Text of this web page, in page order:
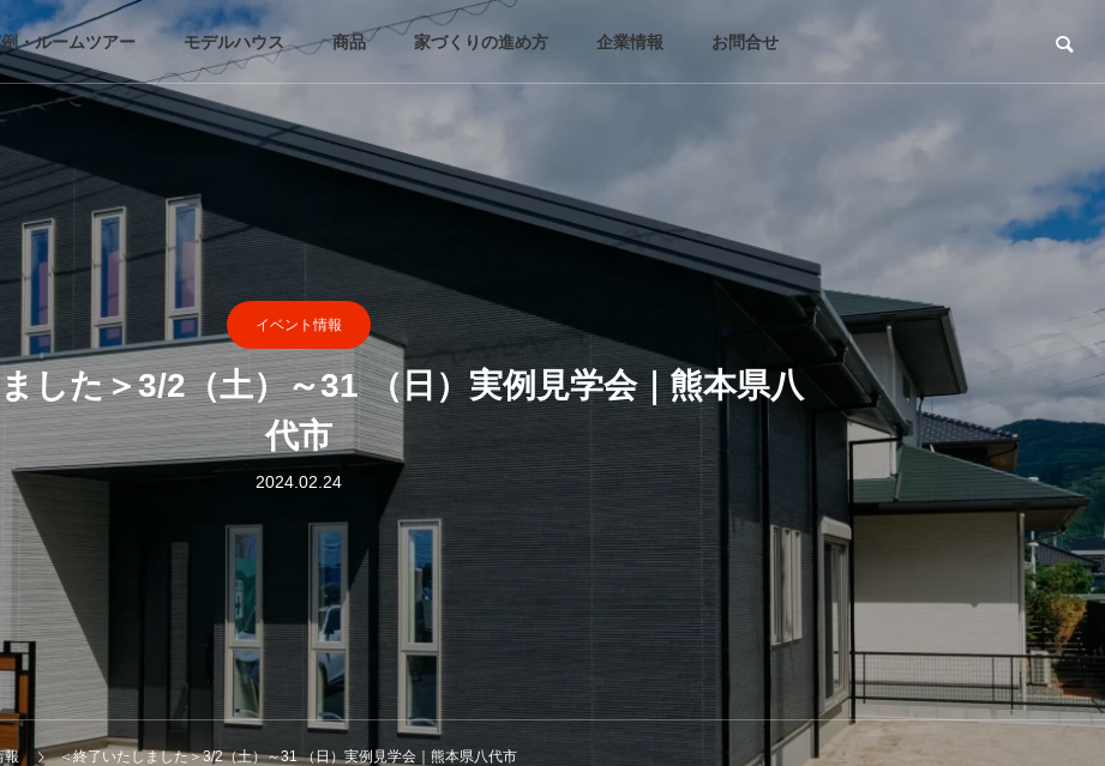
・ルームツアー モデルハウス 商品 家づくりの進め方 企業情報 お問合せ
イベント情報
した＞3/2（土）～31 （日）実例見学会｜熊本県八
代市
2024.02.24
報 ＜終了いたしました＞3/2（土）～31 （日）実例見学会｜熊本県八代市